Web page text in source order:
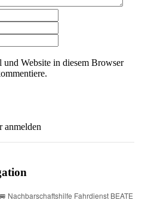
Website in diesem Browser
anmelden
Nachbarschaftshilfe Fahrdienst BEATE